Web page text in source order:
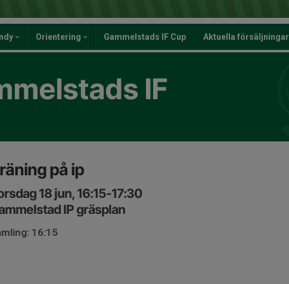
Orientering Gammelstads IF Cup Aktuella försäljningar
IF
på ip
18 jun, 16:15-17:30
IP gräsplan
16:15